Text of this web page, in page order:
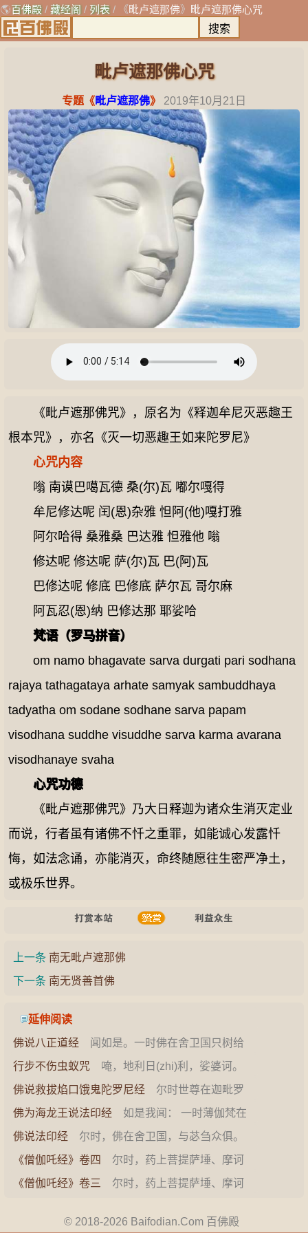
🌎百佛殿 / 藏经阁 / 列表 / 《毗卢遮那佛》 毗卢遮那佛心咒
毗卢遮那佛心咒
专题《毗卢遮那佛》 2019年10月21日
《毗卢遮那佛咒》，原名为《释迦牟尼灭恶趣王
根本咒》，亦名《灭一切恶趣王如来陀罗尼》
心咒内容
嗡 南谟巴噶瓦德 桑(尔)瓦 嘟尔嘎得
牟尼修达呢 闰(恩)杂雅 怛阿(他)嘎打雅
阿尔哈得 桑雅桑 巴达雅 怛雅他 嗡
修达呢 修达呢 萨(尔)瓦 巴(阿)瓦
巴修达呢 修底 巴修底 萨尔瓦 哥尔麻
阿瓦忍(恩)纳 巴修达那 耶娑哈
梵语（罗马拼音）
om namo bhagavate sarva durgati pari sodhana
rajaya tathagataya arhate samyak sambuddhaya
tadyatha om sodane sodhane sarva papam
visodhana suddhe visuddhe sarva karma avarana
visodhanaye svaha
心咒功德
《毗卢遮那佛咒》乃大日释迦为诸众生消灭定业
而说，行者虽有诸佛不忏之重罪，如能诚心发露忏
悔，如法念诵，亦能消灭，命终随愿往生密严净土，
或极乐世界。
上一条 南无毗卢遮那佛
下一条 南无贤善首佛
延伸阅读
佛说八正道经 闻如是。一时佛在舍卫国只树给
孤独园。佛告诸弟子。听我说邪道亦说正道。何
行步不伤虫蚁咒 唵，地利日(zhi)利，娑婆诃。
&#8204;使用方法&…
佛说救拔焰口饿鬼陀罗尼经 尔时世尊在迦毗罗
城尼拘律那僧伽蓝所，与诸比丘并诸菩萨无数众
佛为海龙王说法印经 如是我闻： 一时薄伽梵在
海龙王宫，与大苾刍众千二百五十人俱，并与众
佛说法印经 尔时，佛在舍卫国，与苾刍众俱。
是时，佛告苾刍众言：「汝等当知，有圣法印，
《僧伽吒经》卷四
尔时，药上菩提萨埵、摩诃
萨埵，白佛言：“世尊，以何方便，令诸众生悉闻
《僧伽吒经》卷三
尔时，药上菩提萨埵、摩诃
© 2018-2026 Baifodian.Com 百佛殿